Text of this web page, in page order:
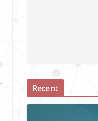
Recent